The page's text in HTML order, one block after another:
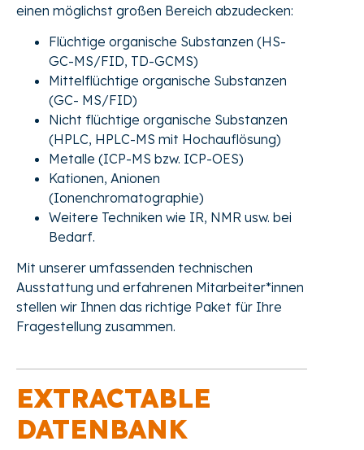
einen möglichst großen Bereich abzudecken:
Flüchtige organische Substanzen (HS-
GC-MS/FID, TD-GCMS)
Mittelflüchtige organische Substanzen
(GC- MS/FID)
Nicht flüchtige organische Substanzen
(HPLC, HPLC-MS mit Hochauflösung)
Metalle (ICP-MS bzw. ICP-OES)
Kationen, Anionen
(Ionenchromatographie)
Weitere Techniken wie IR, NMR usw. bei
Bedarf.
Mit unserer umfassenden technischen
Ausstattung und erfahrenen Mitarbeiter*innen
stellen wir Ihnen das richtige Paket für Ihre
Fragestellung zusammen.
EXTRACTABLE
DATENBANK